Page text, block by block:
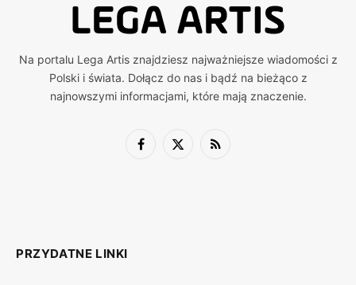
Na portalu Lega Artis znajdziesz najważniejsze wiadomości z
Polski i świata. Dołącz do nas i bądź na bieżąco z
najnowszymi informacjami, które mają znaczenie.
Facebook
X
RSS
PRZYDATNE LINKI